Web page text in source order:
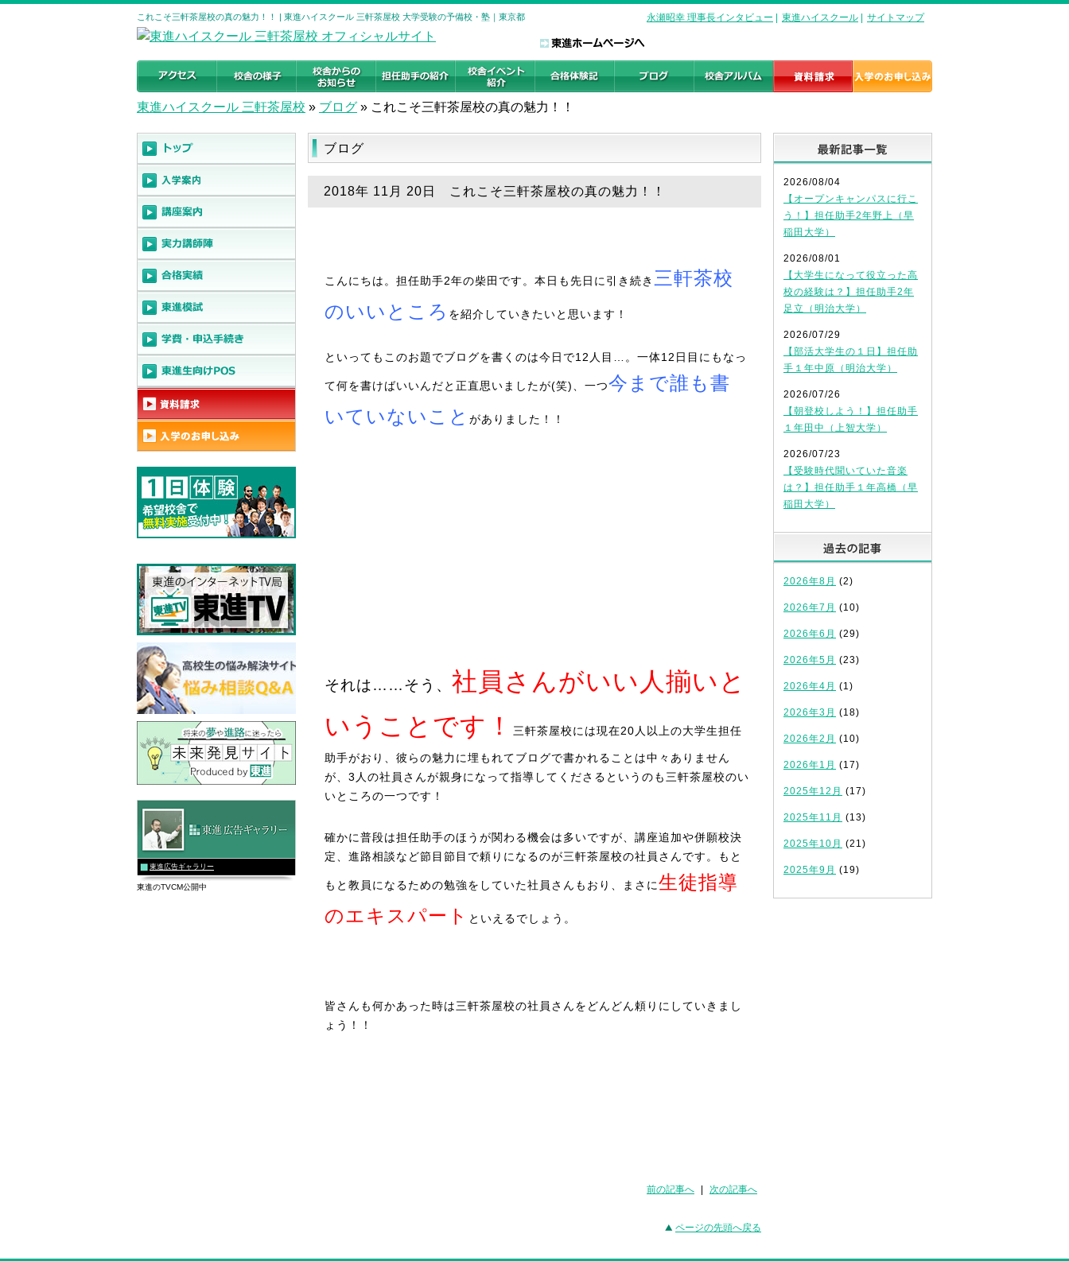
これこそ三軒茶屋校の真の魅力！！ | 東進ハイスクール 三軒茶屋校 大学受験の予備校・塾｜東京都 永瀬昭幸 理事長インタビュー 東進ハイスクール サイトマップ
東進ハイスクール 三軒茶屋校 » ブログ » これこそ三軒茶屋校の真の魅力！！
ブログ
2018年 11月 20日 これこそ三軒茶屋校の真の魅力！！
こんにちは。担任助手2年の柴田です。本日も先日に引き続き 三軒茶校
のいいところ を紹介していきたいと思います！
といってもこのお題でブログを書くのは今日で12人目…。一体12日目にもなっ
て何を書けばいいんだと正直思いましたが(笑)、一つ今まで誰も書
いていないこと がありました！！
それは……そう、 社員さんがいい人揃いと
いうことです！
三軒茶屋校には現在20人以上の大学生担任
助手がおり、彼らの魅力に埋もれてブログで書かれることは中々ありません
が、3人の社員さんが親身になって指導してくださるというのも三軒茶屋校のい
いところの一つです！
確かに普段は担任助手のほうが関わる機会は多いですが、講座追加や併願校決
定、進路相談など節目節目で頼りになるのが三軒茶屋校の社員さんです。もと
もと教員になるための勉強をしていた社員さんもおり、まさに生徒指導
のエキスパート といえるでしょう。
皆さんも何かあった時は三軒茶屋校の社員さんをどんどん頼りにしていきまし
ょう！！
前の記事へ 次の記事へ
ページの先頭へ戻る
2026/08/04
【オープンキャンパスに行こ
う！】担任助手2年野上（早
稲田大学）
2026/08/01
【大学生になって役立った高
校の経験は？】担任助手2年
足立（明治大学）
2026/07/29
【部活大学生の１日】担任助
手１年中原（明治大学）
2026/07/26
【朝登校しよう！】担任助手
１年田中（上智大学）
2026/07/23
【受験時代聞いていた音楽
は？】担任助手１年高橋（早
稲田大学）
2026年8月 (2)
2026年7月 (10)
2026年6月 (29)
2026年5月 (23)
2026年4月 (1)
2026年3月 (18)
2026年2月 (10)
2026年1月 (17)
2025年12月 (17)
2025年11月 (13)
2025年10月 (21)
2025年9月 (19)
東進広告ギャラリー
東進のTVCM公開中